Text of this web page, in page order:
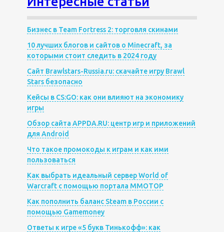
Бизнес в Team Fortress 2: торговля скинами
10 лучших блогов и сайтов о Minecraft, за
которыми стоит следить в 2024 году
Сайт Brawlstars-Russia.ru: скачайте игру Brawl
Stars безопасно
Кейсы в CS:GO: как они влияют на экономику
игры
Обзор сайта APPDA.RU: центр игр и приложений
для Android
Что такое промокоды к играм и как ими
пользоваться
Как выбрать идеальный сервер World of
Warcraft с помощью портала MMOTOP
Как пополнить баланс Steam в России с
помощью Gamemoney
Ответы к игре «5 букв Тинькофф»: как